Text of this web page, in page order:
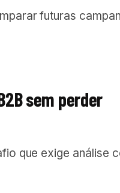
futuras
sem perder
que exige análise